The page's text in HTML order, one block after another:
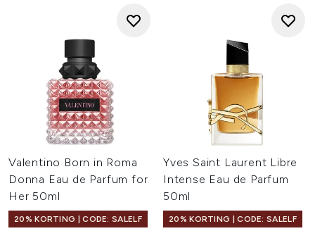
Valentino Born in Roma
Donna Eau de Parfum for
Her 50ml
20% KORTING | CODE: SALELF
Yves Saint Laurent Libre
Intense Eau de Parfum
50ml
20% KORTING | CODE: SALELF